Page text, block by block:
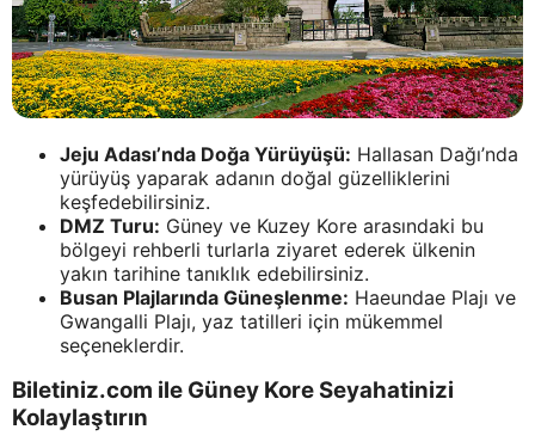
Jeju Adası’nda Doğa Yürüyüşü: Hallasan Dağı’nda
yürüyüş yaparak adanın doğal güzelliklerini
keşfedebilirsiniz.
DMZ Turu: Güney ve Kuzey Kore arasındaki bu
bölgeyi rehberli turlarla ziyaret ederek ülkenin
yakın tarihine tanıklık edebilirsiniz.
Busan Plajlarında Güneşlenme: Haeundae Plajı ve
Gwangalli Plajı, yaz tatilleri için mükemmel
seçeneklerdir.
Biletiniz.com ile Güney Kore Seyahatinizi
Kolaylaştırın